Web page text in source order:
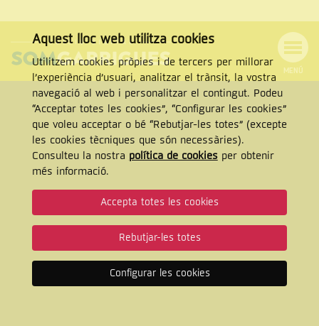
Menú
navegació
MENÚ
Cercar
Aquest lloc web utilitza cookies
Utilitzem cookies pròpies i de tercers per millorar
l’experiència d’usuari, analitzar el trànsit, la vostra
navegació al web i personalitzar el contingut. Podeu
“Acceptar totes les cookies”, “Configurar les cookies”
que voleu acceptar o bé “Rebutjar-les totes” (excepte
les cookies tècniques que són necessàries).
Consulteu la nostra política de cookiesper obtenir
més informació.
Accepta totes les cookies
Rebutjar-les totes
Configurar les cookies